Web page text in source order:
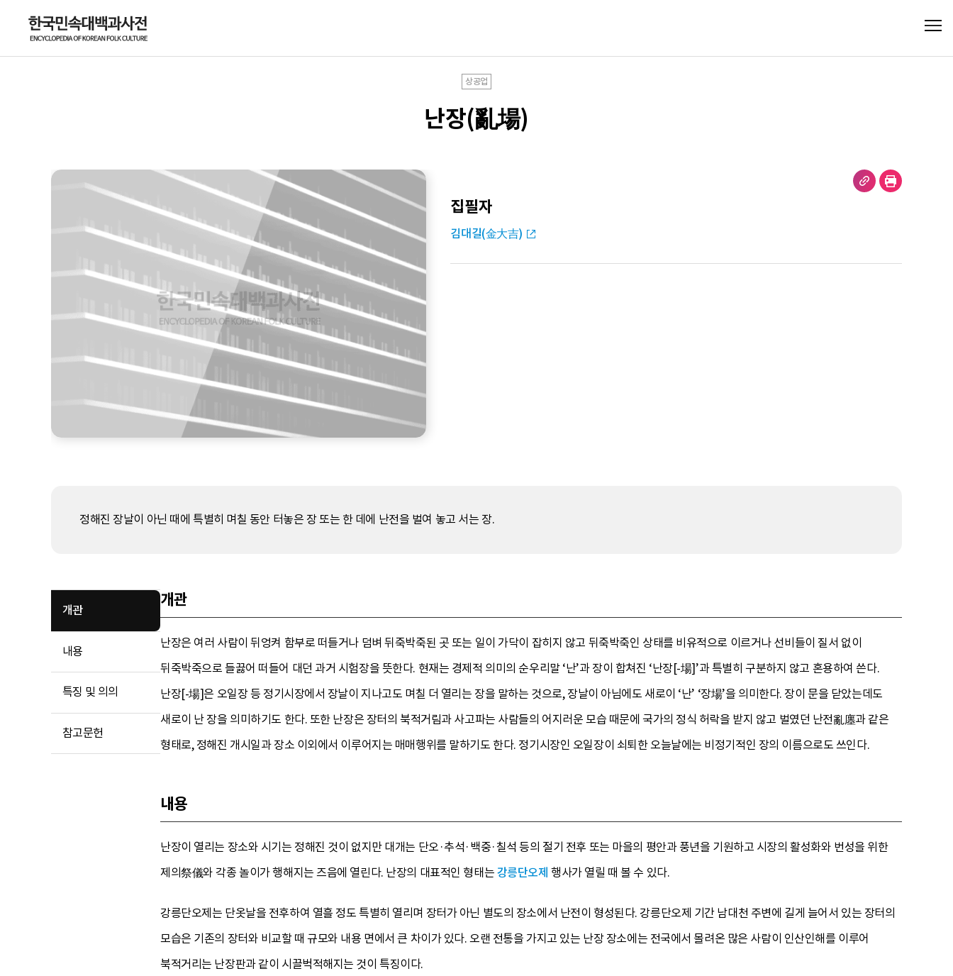
상공업
난장(亂場)
집필자
김대길(金大吉)
정해진 장날이 아닌 때에 특별히 며칠 동안 터놓은 장 또는 한 데에 난전을 벌여 놓고 서는 장.
개관
내용
특징 및 의의
참고문헌
개관
난장은 여러 사람이 뒤엉켜 함부로 떠들거나 덤벼 뒤죽박죽된 곳 또는 일이 가닥이 잡히지 않고 뒤죽박죽인 상태를 비유적으로 이르거나 선비들이 질서 없이
뒤죽박죽으로 들끓어 떠들어 대던 과거 시험장을 뜻한다. 현재는 경제적 의미의 순우리말 ‘난’과 장이 합쳐진 ‘난장[-場]’과 특별히 구분하지 않고 혼용하여 쓴다.
난장[-場]은 오일장 등 정기시장에서 장날이 지나고도 며칠 더 열리는 장을 말하는 것으로, 장날이 아님에도 새로이 ‘난’ ‘장場’을 의미한다. 장이 문을 닫았는데도
새로이 난 장을 의미하기도 한다. 또한 난장은 장터의 북적거림과 사고파는 사람들의 어지러운 모습 때문에 국가의 정식 허락을 받지 않고 벌였던 난전亂廛과 같은
형태로, 정해진 개시일과 장소 이외에서 이루어지는 매매행위를 말하기도 한다. 정기시장인 오일장이 쇠퇴한 오늘날에는 비정기적인 장의 이름으로도 쓰인다.
내용
난장이 열리는 장소와 시기는 정해진 것이 없지만 대개는 단오·추석·백중·칠석 등의 절기 전후 또는 마을의 평안과 풍년을 기원하고 시장의 활성화와 번성을 위한
제의祭儀와 각종 놀이가 행해지는 즈음에 열린다. 난장의 대표적인 형태는강릉단오제 행사가 열릴 때 볼 수 있다.
강릉단오제는 단옷날을 전후하여 열흘 정도 특별히 열리며 장터가 아닌 별도의 장소에서 난전이 형성된다. 강릉단오제 기간 남대천 주변에 길게 늘어서 있는 장터의
모습은 기존의 장터와 비교할 때 규모와 내용 면에서 큰 차이가 있다. 오랜 전통을 가지고 있는 난장 장소에는 전국에서 몰려온 많은 사람이 인산인해를 이루어
북적거리는 난장판과 같이 시끌벅적해지는 것이 특징이다.